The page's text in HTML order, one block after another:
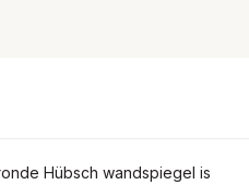
Hübsch wandspiegel is